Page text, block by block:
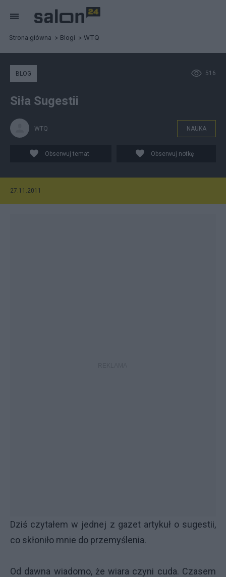
Strona główna Blogi WTQ
516
BLOG
Siła Sugestii
WTQ NAUKA
Obserwuj temat Obserwuj notkę
27.11.2011
Dziś czytałem w jednej z gazet artykuł o sugestii,
co skłoniło mnie do przemyślenia.
Od dawna wiadomo, że wiara czyni cuda. Czasem